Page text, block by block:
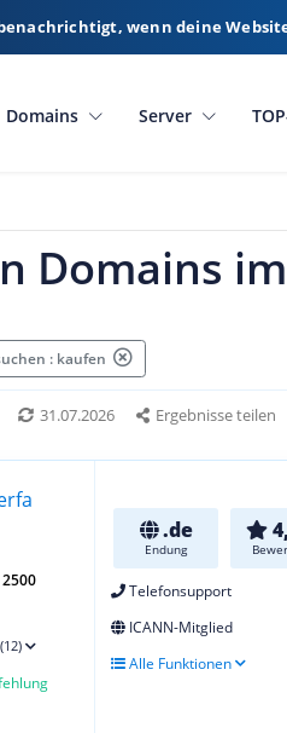
wenn deine
Domains Server
Domains
: kaufen
31.07.2026 Ergebnisse teilen
.de
Endung
Telefonsupport
ICANN-Mitglied
Alle Funktionen
(12)